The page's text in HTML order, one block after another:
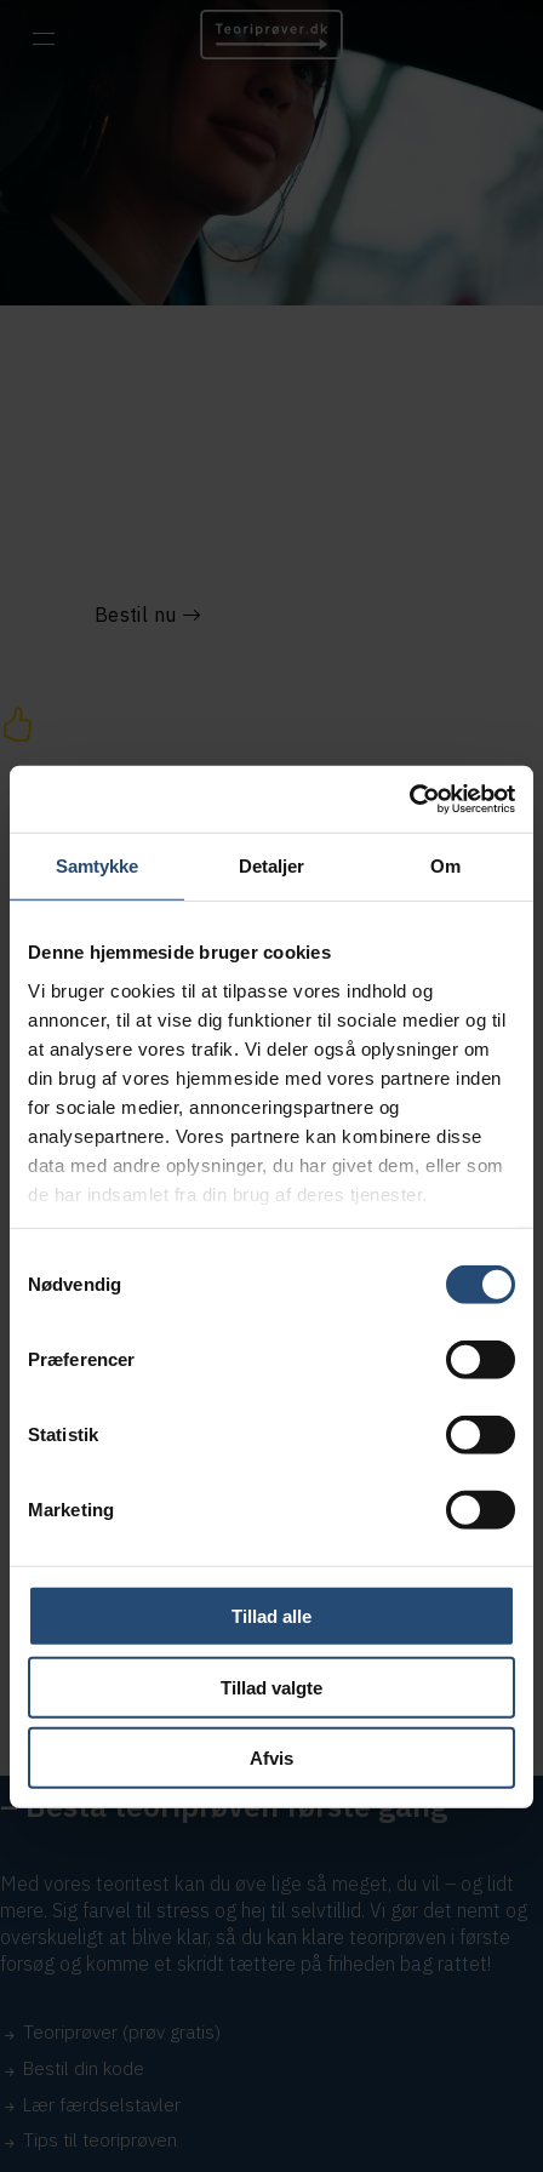
Samtykke Detaljer Om
Denne hjemmeside bruger cookies
Vi bruger cookies til at tilpasse vores indhold og
annoncer, til at vise dig funktioner til sociale medier og til
at analysere vores trafik. Vi deler også oplysninger om
din brug af vores hjemmeside med vores partnere inden
for sociale medier, annonceringspartnere og
analysepartnere. Vores partnere kan kombinere disse
data med andre oplysninger, du har givet dem, eller som
de har indsamlet fra din brug af deres tjenester.
Nødvendig
Præferencer
Statistik
Marketing
Tillad alle
Tillad valgte
Afvis
Bestil nu
30
30 dage – 199 kr
30 dages ubegrænset adgang til teoriprøver, der ligner
den rigtige – øv dig så mange gange, du har brug for!
15
15 dage – 119 kr
15 dages ubegrænset adgang til teoriprøver, der ligner
Bestil nu
7 dages ubegrænset adgang til teoriprøver, der ligner
den rigtige – øv dig så mange gange, du har brug for!
– Bestå teoriprøven første gang
Med vores teoritest kan du øve lige så meget, du vil – og lidt
mere. Sig farvel til stress og hej til selvtillid. Vi gør det nemt og
overskueligt at blive klar, så du kan klare teoriprøven i første
forsøg og komme et skridt tættere på friheden bag rattet!
Teoriprøver (prøv gratis)
Bestil din kode
Lær færdselstavler
Tips til teoriprøven